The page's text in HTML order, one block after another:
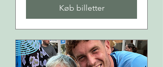
Køb billetter